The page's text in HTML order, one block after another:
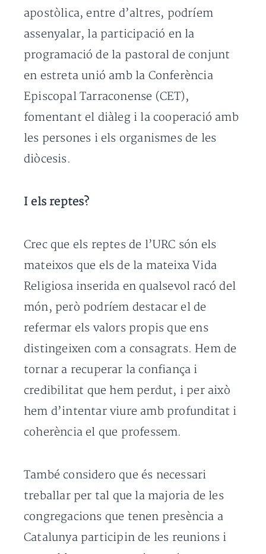
apostòlica, entre d’altres, podríem
assenyalar, la participació en la
programació de la pastoral de conjunt
en estreta unió amb la Conferència
Episcopal Tarraconense (CET),
fomentant el diàleg i la cooperació amb
les persones i els organismes de les
diòcesis.
I els reptes?
Crec que els reptes de l’URC són els
mateixos que els de la mateixa Vida
Religiosa inserida en qualsevol racó del
món, però podríem destacar el de
refermar els valors propis que ens
distingeixen com a consagrats. Hem de
tornar a recuperar la confiança i
credibilitat que hem perdut, i per això
hem d’intentar viure amb profunditat i
coherència el que professem.
També considero que és necessari
treballar per tal que la majoria de les
congregacions que tenen presència a
Catalunya participin de les reunions i